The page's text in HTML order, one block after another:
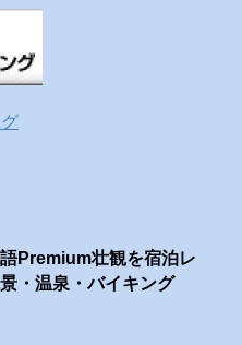
Premium壮観を宿泊レ
・温泉・バイキング